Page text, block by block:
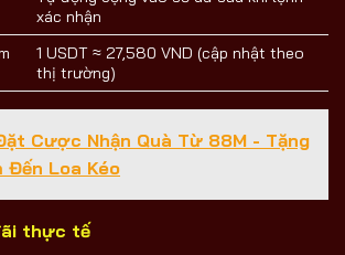
xác nhận
1 USDT ≈ 27,580 VND (cập nhật theo
thị trường)
Cược Nhận Quà Từ 88M - Tặng
Đến Loa Kéo
thực tế